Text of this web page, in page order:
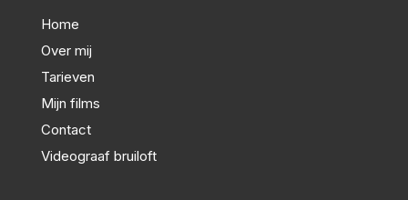
Home
Over mij
Tarieven
Mijn films
Contact
Videograaf bruiloft